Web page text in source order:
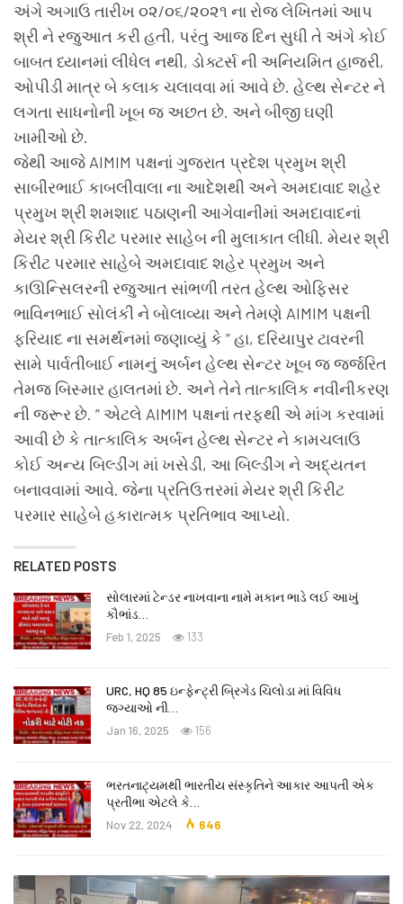
અંગે અગાઉ તારીખ ૦૨/૦૬/૨૦૨૧ ના રોજ લેખિતમાં આપ
શ્રી ને રજુઆત કરી હતી, પરંતુ આજ દિન સુધી તે અંગે કોઈ
બાબત ધ્યાનમાં લીધેલ નથી, ડોક્ટર્સ ની અનિયમિત હાજરી,
ઓપીડી માત્ર બે કલાક ચલાવવા માં આવે છે. હેલ્થ સેન્ટર ને
લગતા સાધનોની ખૂબ જ અછત છે. અને બીજી ઘણી
ખામીઓ છે.
જેથી આજે AIMIM પક્ષનાં ગુજરાત પ્રદેશ પ્રમુખ શ્રી
સાબીરભાઈ કાબલીવાલા ના આદેશથી અને અમદાવાદ શહેર
પ્રમુખ શ્રી શમશાદ પઠાણની આગેવાનીમાં અમદાવાદનાં
મેયર શ્રી કિરીટ પરમાર સાહેબ ની મુલાકાત લીધી. મેયર શ્રી
કિરીટ પરમાર સાહેબે અમદાવાદ શહેર પ્રમુખ અને
કાઊન્સિલરની રજુઆત સાંભળી તરત હેલ્થ ઓફિસર
ભાવિનભાઈ સોલંકી ને બોલાવ્યા અને તેમણે AIMIM પક્ષની
ફરિયાદ ના સમર્થનમાં જણાવ્યું કે ” હા, દરિયાપુર ટાવરની
સામે પાર્વતીબાઈ નામનું અર્બન હેલ્થ સેન્ટર ખૂબ જ જર્જરિત
તેમજ બિસ્માર હાલતમાં છે. અને તેને તાત્કાલિક નવીનીકરણ
ની જરૂર છે. ” એટલે AIMIM પક્ષનાં તરફથી એ માંગ કરવામાં
આવી છે કે તાત્કાલિક અર્બન હેલ્થ સેન્ટર ને કામચલાઉ
કોઈ અન્ય બિલ્ડીંગ માં ખસેડી, આ બિલ્ડીંગ ને અદ્યતન
બનાવવામાં આવે. જેના પ્રતિઉત્તરમાં મેયર શ્રી કિરીટ
પરમાર સાહેબે હકારાત્મક પ્રતિભાવ આપ્યો.
RELATED POSTS
સોલારમાં ટેન્ડર નાખવાના નામે મકાન ભાડે લઈ આખું
કૌભાંડ…
Feb 1, 2025 133
URC, HQ 85 ઇન્ફેન્ટ્રી બ્રિગેડ ચિલોડા માં વિવિધ
જગ્યાઓ ની…
Jan 16, 2025 156
ભરતનાટ્યમથી ભારતીય સંસ્કૃતિને આકાર આપતી એક
પ્રતીભા એટલે કે‌…
Nov 22, 2024 646